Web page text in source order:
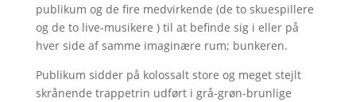
publikum og de fire medvirkende (de to skuespillere
og de to live-musikere ) til at befinde sig i eller på
hver side af samme imaginære rum; bunkeren.
Publikum sidder på kolossalt store og meget stejlt
skrånende trappetrin udført i grå-grøn-brunlige